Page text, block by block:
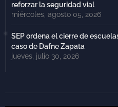
reforzar la seguridad vial
miércoles, agosto 05, 2026
SEP ordena el cierre de
caso de Dafne Zapata
jueves, julio 30, 2026